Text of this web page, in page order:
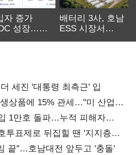
자 증가
성장…
배터리 3사, 호남
ESS 시장서
세진 '대통령 최측근' 입
상품에 15% 관세…"미 산업
1만호 돌파…누적 피해자
투표제로 뒤집힐 땐 '지지층
끝"…호남대전 앞두고 '충돌'